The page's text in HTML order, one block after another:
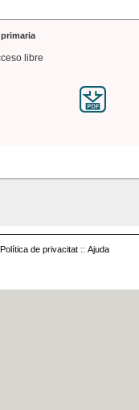
libre
Política de privacitat :: Ajuda